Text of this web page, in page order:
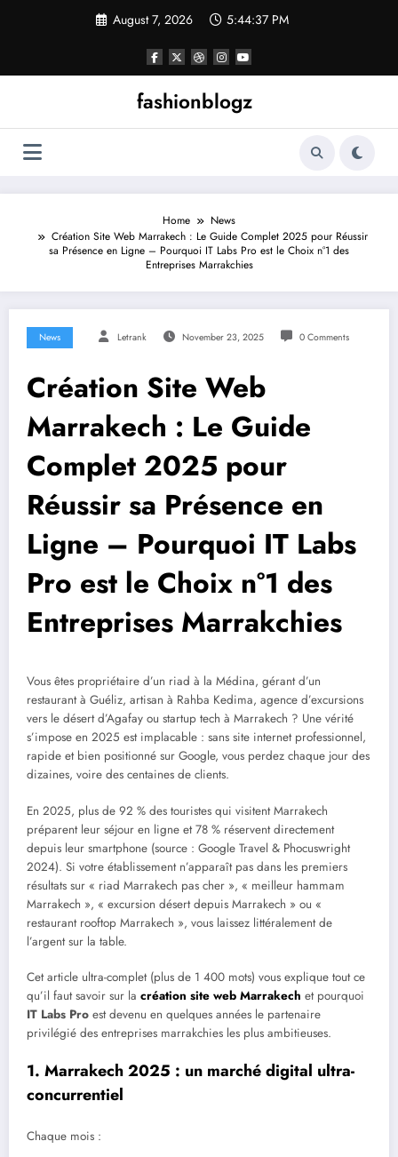
August 7, 2026 5:44:37 PM
fashionblogz
Home
News
Création Site Web Marrakech : Le Guide Complet 2025 pour Réussir
sa Présence en Ligne – Pourquoi IT Labs Pro est le Choix n°1 des
Entreprises Marrakchies
News Letrank November 23, 2025 0 Comments
Création Site Web
Marrakech : Le Guide
Complet 2025 pour
Réussir sa Présence en
Ligne – Pourquoi IT Labs
Pro est le Choix n°1 des
Entreprises Marrakchies
Vous êtes propriétaire d’un riad à la Médina, gérant d’un
restaurant à Guéliz, artisan à Rahba Kedima, agence d’excursions
vers le désert d’Agafay ou startup tech à Marrakech ? Une vérité
s’impose en 2025 est implacable : sans site internet professionnel,
rapide et bien positionné sur Google, vous perdez chaque jour des
dizaines, voire des centaines de clients.
En 2025, plus de 92 % des touristes qui visitent Marrakech
préparent leur séjour en ligne et 78 % réservent directement
depuis leur smartphone (source : Google Travel & Phocuswright
2024). Si votre établissement n’apparaît pas dans les premiers
résultats sur « riad Marrakech pas cher », « meilleur hammam
Marrakech », « excursion désert depuis Marrakech » ou «
restaurant rooftop Marrakech », vous laissez littéralement de
l’argent sur la table.
Cet article ultra-complet (plus de 1 400 mots) vous explique tout ce
qu’il faut savoir sur la création site web Marrakech et pourquoi
IT Labs Pro est devenu en quelques années le partenaire
privilégié des entreprises marrakchies les plus ambitieuses.
1. Marrakech 2025 : un marché digital ultra-
concurrentiel
Chaque mois :